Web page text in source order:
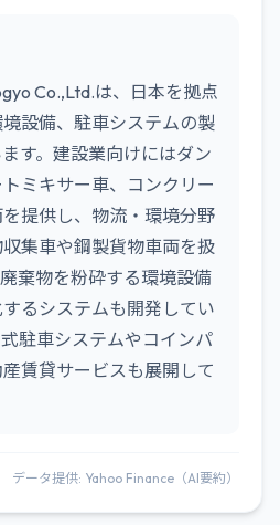
Co.,Ltd.は、日本を拠点
設備、駐車システムの製
す。建設業向けにはダン
ミキサー車、コンクリー
提供し、物流・環境分野
集車や鋼製貨物車両を扱
棄物を粉砕する環境設備
るシステムも開発してい
駐車システムやコインパ
賃貸サービスも展開して
データ提供: Yahoo Finance（AI要約）